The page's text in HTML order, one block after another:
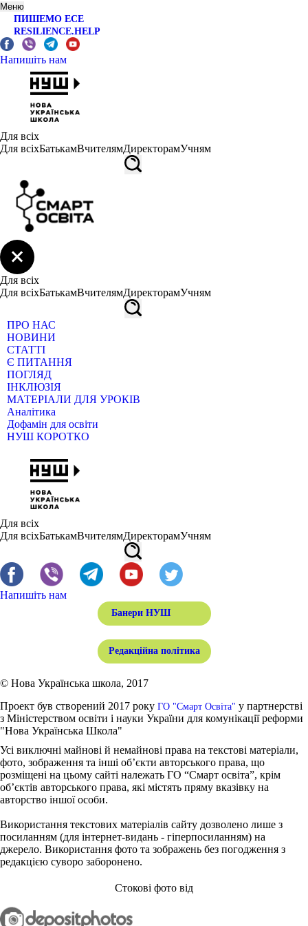
Меню
ПИШЕМО ЕСЕ
RESILIENCE.HELP
Напишіть нам
Для всіх
Для всіхБатькамВчителямДиректорамУчням
Для всіх
Для всіхБатькамВчителямДиректорамУчням
ПРО НАС
НОВИНИ
СТАТТІ
Є ПИТАННЯ
ПОГЛЯД
ІНКЛЮЗІЯ
МАТЕРІАЛИ ДЛЯ УРОКІВ
Аналітика
Дофамін для освіти
НУШ КОРОТКО
Для всіх
Для всіхБатькамВчителямДиректорамУчням
Напишіть нам
Банери НУШ
Редакційна політика
© Нова Українська школа, 2017
Проект був створений 2017 року ГО "Смарт Освіта" у партнерстві
з Міністерством освіти і науки України для комунікації реформи
"Нова Українська Школа"
Усі виключні майнові й немайнові права на текстові матеріали,
фото, зображення та інші об’єкти авторського права, що
розміщені на цьому сайті належать ГО “Смарт освіта”, крім
об’єктів авторського права, які містять пряму вказівку на
авторство іншої особи.
Використання текстових матеріалів сайту дозволено лише з
посиланням (для інтернет-видань - гіперпосиланням) на
джерело. Використання фото та зображень без погодження з
редакцією суворо заборонено.
Стокові фото від